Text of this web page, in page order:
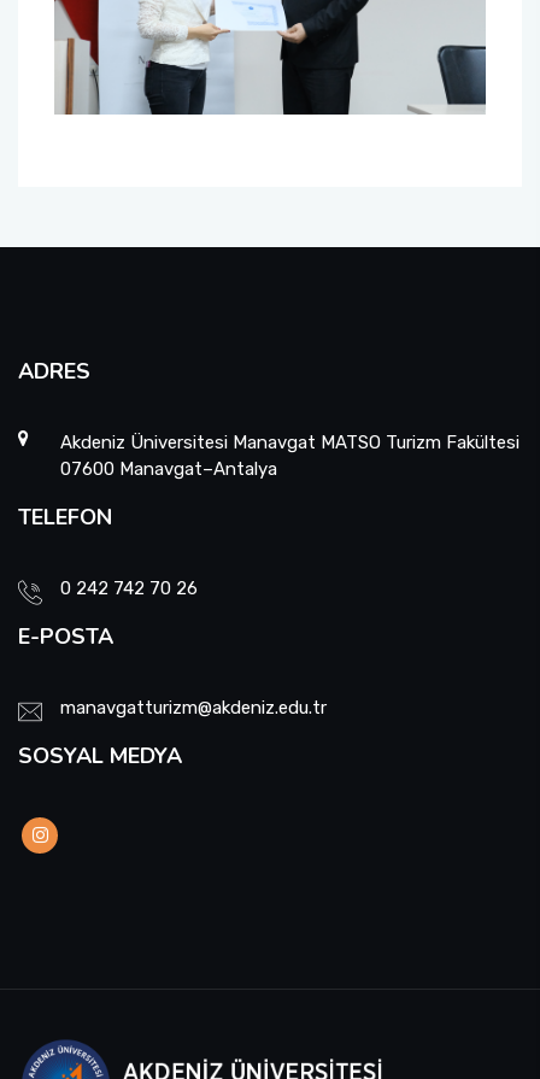
ADRES
Akdeniz Üniversitesi Manavgat MATSO Turizm Fakültesi
07600 Manavgat–Antalya
TELEFON
0 242 742 70 26
E-POSTA
manavgatturizm@akdeniz.edu.tr
SOSYAL MEDYA